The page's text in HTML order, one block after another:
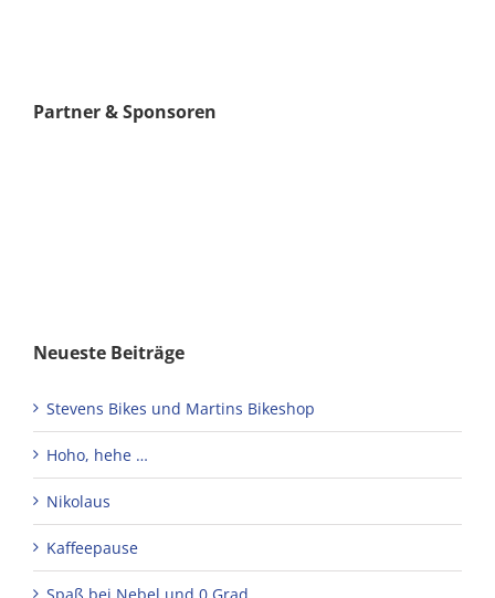
Partner & Sponsoren
Neueste Beiträge
Stevens Bikes und Martins Bikeshop
Hoho, hehe …
Nikolaus
Kaffeepause
Spaß bei Nebel und 0 Grad